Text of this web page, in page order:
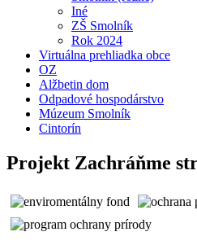
Iné
ZŠ Smolník
Rok 2024
Virtuálna prehliadka obce
OZ
Alžbetin dom
Odpadové hospodárstvo
Múzeum Smolník
Cintorín
Projekt Zachráňme